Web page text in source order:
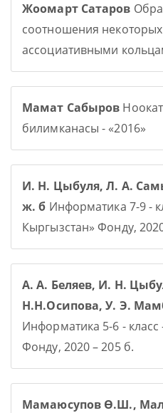
Жоомарт Сатаров
соотношения
ассоциативными
Мамат Сабыров
билимканасы - «2016»
И. Н. Цыбуля, Л. А.
ж. б Информатика 7-9 -
Кыргызстан» Фонду,
А. А. Беляев, И. Н.
Н.Н.Осипова, У. Э.
Информатика 5-6 -
Фонду, 2020 – 205 б.
Мамаюсупов Ө.Ш.,